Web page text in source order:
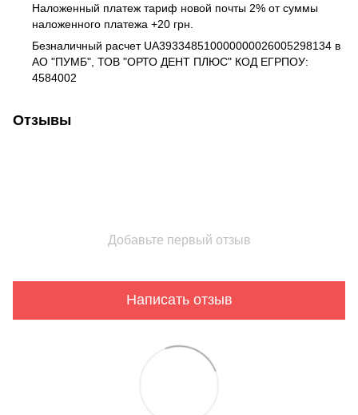
Наложенный платеж тариф новой почты 2% от суммы
наложенного платежа +20 грн.
Безналичный расчет UA393348510000000026005298134 в
АО "ПУМБ", ТОВ "ОРТО ДЕНТ ПЛЮС" КОД ЕГРПОУ:
4584002
Отзывы
Добавьте первый отзыв
Написать отзыв